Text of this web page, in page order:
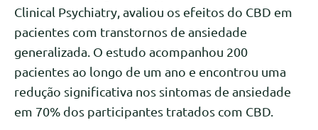
Clinical Psychiatry, avaliou os efeitos do CBD em
pacientes com transtornos de ansiedade
generalizada. O estudo acompanhou 200
pacientes ao longo de um ano e encontrou uma
redução significativa nos sintomas de ansiedade
em 70% dos participantes tratados com CBD.